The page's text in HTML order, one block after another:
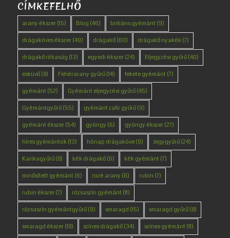
CÍMKEFELHŐ
arany ékszer(15) Blog (46) briliáns gyémánt (9)
drágaköves ékszer(49) drágakő(60) drágakő nyakék(7)
drágakő ritkaság (13) egyedi ékszer(24) Eljegyzési gyűrű(40)
esküvő(8) Fehérarany gyűrű(14) fekete gyémánt (7)
gyémánt (52) Gyémánt eljegyzési gyűrű(45)
Gyémántgyűrű(55) gyémánt zafír gyűrű(9)
gyémánt ékszer(54) gyöngy (6) gyöngy ékszer(27)
híres gyémántok(13) hónap drágaköve(9) Jegygyűrű(24)
Karikagyűrű(8) kék drágakő(6) kék gyémánt (7)
minősített gyémánt (6) rozé arany (6) rubin (7)
rubin ékszer(7) rózsaszín gyémánt (11)
rózsaszín gyémántgyűrű(9) smaragd (15) smaragd gyűrű(8)
smaragd ékszer(18) színes drágakő(34) színes gyémánt (11)